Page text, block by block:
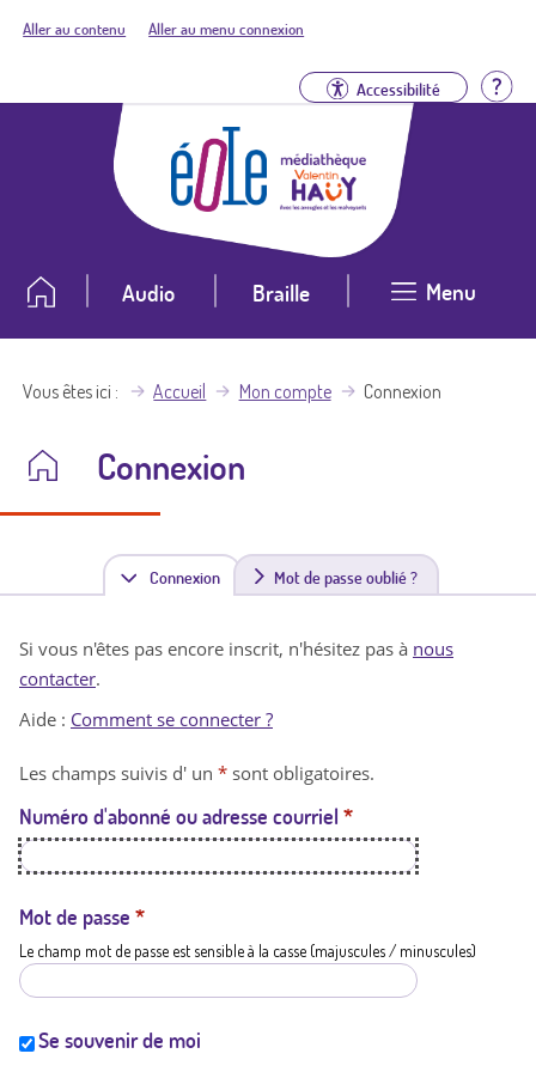
Aller au contenu Aller au menu connexion
Accessibilité
Audio Braille Menu
Vous êtes ici Accueil Mon compte Connexion
Connexion
Connexion(
n
t
a
t
i
Mot de passe oublié ?
Si vous n'êtes pas encore inscrit, n'hésitez pas à nous
contacter.
Aide : Comment se connecter ?
Les champs suivis d' un * sont obligatoires.
Numéro d'abonné ou adresse courriel *
Mot de passe *
Le champ mot de passe est sensible à la casse (majuscules / minuscules)
Se souvenir de moi